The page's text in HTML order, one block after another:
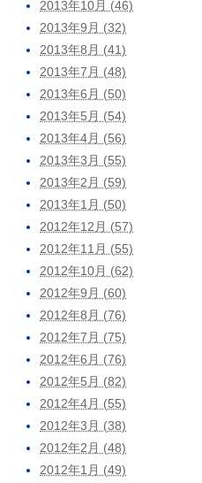
2013年10月 (46)
2013年9月 (32)
2013年8月 (41)
2013年7月 (48)
2013年6月 (50)
2013年5月 (54)
2013年4月 (56)
2013年3月 (55)
2013年2月 (59)
2013年1月 (50)
2012年12月 (57)
2012年11月 (55)
2012年10月 (62)
2012年9月 (60)
2012年8月 (76)
2012年7月 (75)
2012年6月 (76)
2012年5月 (82)
2012年4月 (55)
2012年3月 (38)
2012年2月 (48)
2012年1月 (49)